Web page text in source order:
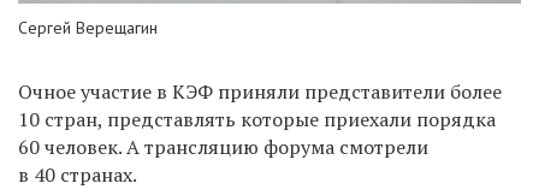
Сергей Верещагин
Очное участие в КЭФ приняли представители более
10 стран, представлять которые приехали порядка
60 человек. А трансляцию форума смотрели
в 40 странах.